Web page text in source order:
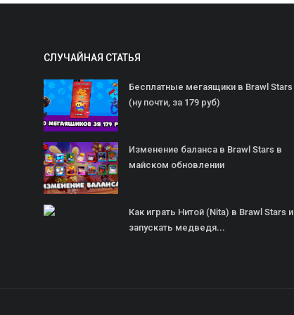
СЛУЧАЙНАЯ СТАТЬЯ
Бесплатные мегаящики в Brawl Stars
(ну почти, за 179 руб)
Изменение баланса в Brawl Stars в
майском обновлении
Как играть Нитой (Nita) в Brawl Stars и
запускать медведя...